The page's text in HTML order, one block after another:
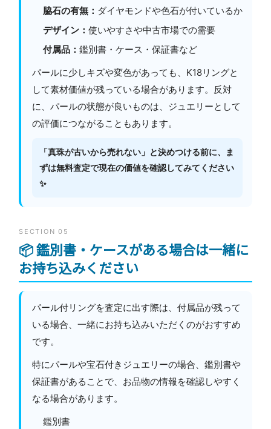
脇石の有無： ダイヤモンドや色石が付いているか
デザイン： 使いやすさや中古市場での需要
付属品： 鑑別書・ケース・保証書など
パールに少しキズや変色があっても、K18リングと
して素材価値が残っている場合があります。反対
に、パールの状態が良いものは、ジュエリーとして
の評価につながることもあります。
「真珠が古いから売れない」と決めつける前に、ま
ずは無料査定で現在の価値を確認してみてください
✨
SECTION 05
📦 鑑別書・ケースがある場合は一緒に
お持ち込みください
パール付リングを査定に出す際は、付属品が残って
いる場合、一緒にお持ち込みいただくのがおすすめ
です。
特にパールや宝石付きジュエリーの場合、鑑別書や
保証書があることで、お品物の情報を確認しやすく
なる場合があります。
鑑別書